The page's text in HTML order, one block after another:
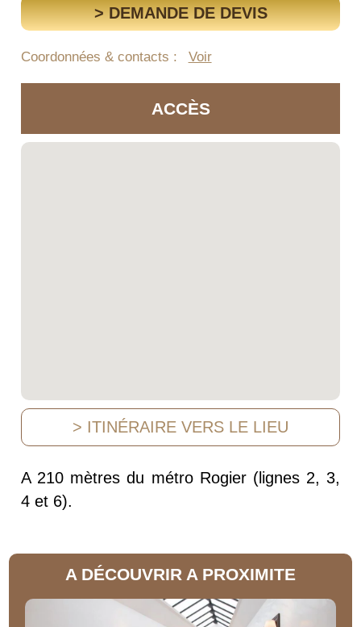
> DEMANDE DE DEVIS
Coordonnées & contacts : Voir
ACCÈS
> ITINÉRAIRE VERS LE LIEU
A 210 mètres du métro Rogier (lignes 2, 3,
4 et 6).
A DÉCOUVRIR A PROXIMITE